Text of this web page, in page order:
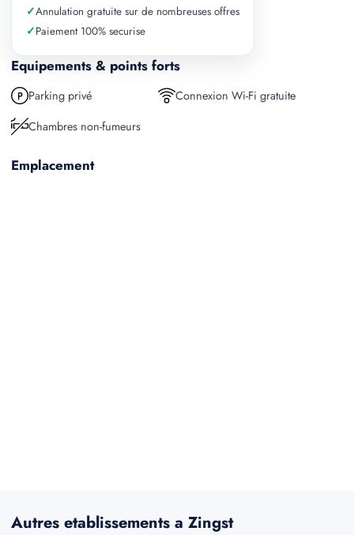
Equipements & points forts
Parking privé
Connexion Wi-Fi gratuite
Chambres non-fumeurs
Emplacement
✓Annulation gratuite sur de nombreuses offres
✓Paiement 100% securise
Autres etablissements a Zingst